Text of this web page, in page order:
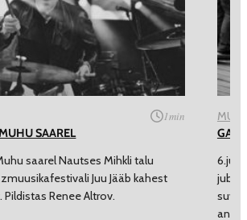
1min
SAAREL
saarel Nautses Mihkli talu
Juu Jääb kahest
Renee Altrov.
juba